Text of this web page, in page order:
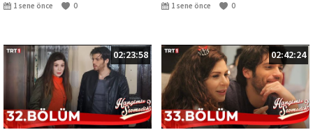
1 sene önce 0 1 sene önce 0
02:23:58 02:42:24